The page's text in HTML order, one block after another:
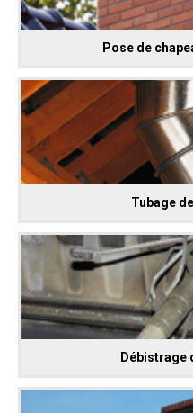
Pose de
Tubage
Débistrage